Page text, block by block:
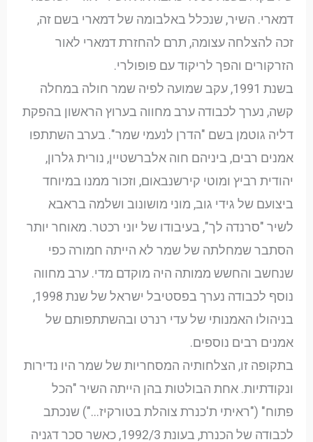
דמארי. השיר, שנכלל באלבומה של דמארי בשם זה,
זכה להצלחה עצומה, תרם להחזרת דמארי לאור
הזרקורים והפך לריקוד עם פופולרי.
בשנת 1991, עקב שמועה לפיה שמר חולה במחלה
קשה, נערך לכבודה ערב מחווה בערוץ הראשון בהפקת
דליה גוטמן בשם "הדרן לנעמי שמר". בערב השתתפו
אמנים רבים, ביניהם חוה אלברשטיין, נורית גלרון,
יהודית רביץ ומוטי קירשנבאום, וזכור ממנו במיוחד
ביצועם של גידי גוב, מוני מושונוב ושלמה בראבא
לשיר "סרנדה לך", בעיבודו של יוני רכטר. מאוחר יותר
הסתבר שמחלתה של שמר לא הייתה חמורה כפי
שנחשב והחשש ממותה היה מוקדם מדי. ערב מחווה
נוסף לכבודה נערך בפסטיבל ישראל של שנת 1998,
בניהולו האמנותי של עדי רנרט ובהשתתפותם של
אמנים רבים נוספים.
בתקופה זו, הצלחותיה המסחריות של שמר היו נדירות
ונקודתיות. אחת הבולטות בהן הייתה השיר "הכל
פתוח" ("ראיתי ת'כנרת צוהלת בטורקיז…") שנכתב
לכבודה של הכנרת, בעונת 1992/3, כאשר סכר דגניה